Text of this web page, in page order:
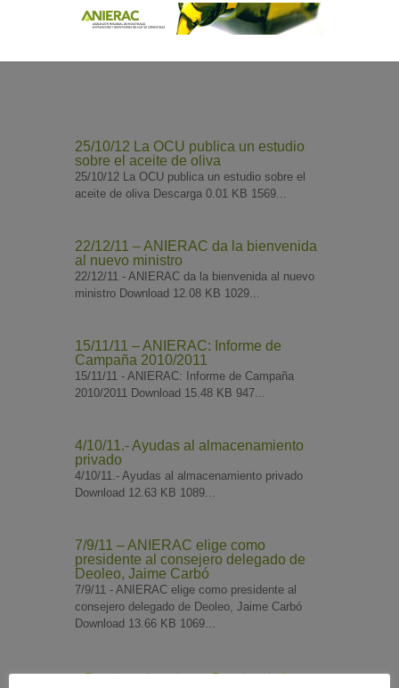
25/10/12 La OCU publica un estudio
sobre el aceite de oliva
25/10/12 La OCU publica un estudio sobre el
aceite de oliva Descarga 0.01 KB 1569...
22/12/11 – ANIERAC da la bienvenida
al nuevo ministro
22/12/11 - ANIERAC da la bienvenida al nuevo
ministro Download 12.08 KB 1029...
15/11/11 – ANIERAC: Informe de
Campaña 2010/2011
15/11/11 - ANIERAC: Informe de Campaña
2010/2011 Download 15.48 KB 947...
4/10/11.- Ayudas al almacenamiento
privado
4/10/11.- Ayudas al almacenamiento privado
Download 12.63 KB 1089...
7/9/11 – ANIERAC elige como
presidente al consejero delegado de
Deoleo, Jaime Carbó
7/9/11 - ANIERAC elige como presidente al
consejero delegado de Deoleo, Jaime Carbó
Download 13.66 KB 1069...
« Entradas más antiguas Entradas siguientes »